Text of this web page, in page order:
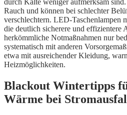
Rauch und können bei schlechter
verschlechtern. LED-Taschenlampen
die deutlich sicherere und effizientere
herkömmliche Notmaßnahmen nur
systematisch mit anderen
etwa mit ausreichender Kleidung,
Heizmöglichkeiten.
Blackout Wintertipps
Wärme bei